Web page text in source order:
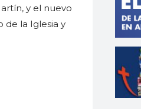
y el nuevo
de la Iglesia y